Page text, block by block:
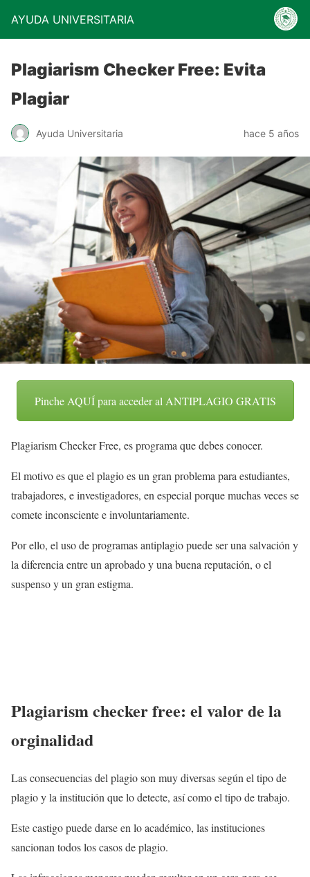
AYUDA UNIVERSITARIA
Plagiarism Checker Free: Evita
Plagiar
Ayuda Universitaria hace 5 años
Pinche AQUÍ para acceder al ANTIPLAGIO GRATIS
Plagiarism Checker Free, es programa que debes conocer.
El motivo es que el plagio es un gran problema para estudiantes,
trabajadores, e investigadores, en especial porque muchas veces se
comete inconsciente e involuntariamente.
Por ello, el uso de programas antiplagio puede ser una salvación y
la diferencia entre un aprobado y una buena reputación, o el
suspenso y un gran estigma.
Plagiarism checker free: el valor de la
orginalidad
Las consecuencias del plagio son muy diversas según el tipo de
plagio y la institución que lo detecte, así como el tipo de trabajo.
Este castigo puede darse en lo académico, las instituciones
sancionan todos los casos de plagio.